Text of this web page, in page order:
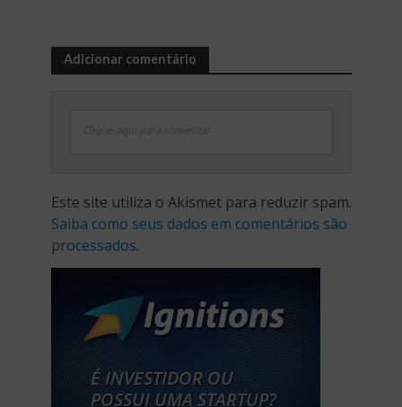
Adicionar comentário
Clique aqui para comentar
Este site utiliza o Akismet para reduzir spam.
Saiba como seus dados em comentários são
processados.